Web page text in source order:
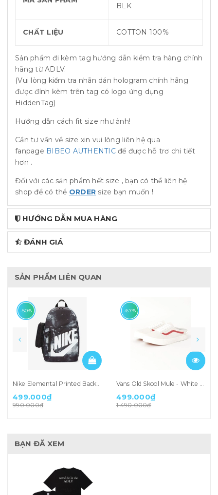
BLK
CHẤT LIỆU COTTON 100%
Sản phẩm đi kèm tag hướng dẫn kiểm tra hàng chính
hãng từ ADLV.
(Vui lòng kiểm tra nhãn dán hologram chính hãng
được đính kèm trên tag có logo ứng dụng
HiddenTag)
Hướng dẫn cách fit size như ảnh!
Cần tư vấn về size xin vui lòng liên hệ qua
fanpage BIBEO AUTHENTICđể được hỗ trơ chi tiết
hơn .
Đối với các sản phẩm hết size , bạn có thể liên hệ
shop để có thể ORDER size bạn muốn !
HƯỚNG DẪN MUA HÀNG
ĐÁNH GIÁ
SẢN PHẨM LIÊN QUAN
-50%
Nike Elemental Printed Backpack (DQ5337-010)
499.000₫
990.000₫
-67%
Vans Old Skool Mule - White Red (590747-0002)
499.000₫
1.490.000₫
BẠN ĐÃ XEM